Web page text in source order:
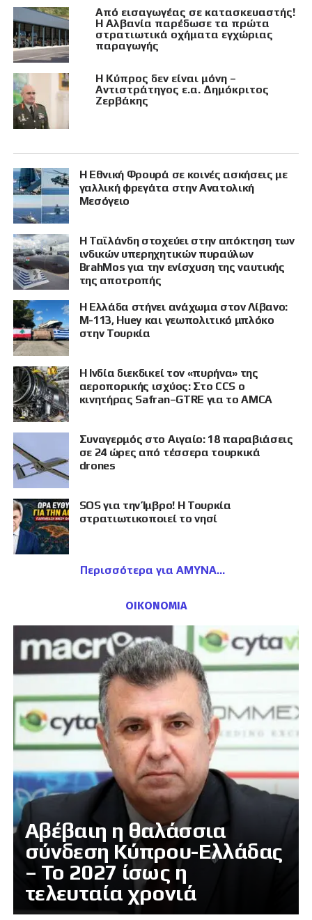
Από εισαγωγέας σε κατασκευαστής!
Η Αλβανία παρέδωσε τα πρώτα
στρατιωτικά οχήματα εγχώριας
παραγωγής
Η Κύπρος δεν είναι μόνη –
Αντιστράτηγος ε.α. Δημόκριτος
Ζερβάκης
Η Εθνική Φρουρά σε κοινές ασκήσεις με
γαλλική φρεγάτα στην Ανατολική
Μεσόγειο
Η Ταϊλάνδη στοχεύει στην απόκτηση των
ινδικών υπερηχητικών πυραύλων
BrahMos για την ενίσχυση της ναυτικής
της αποτροπής
Η Ελλάδα στήνει ανάχωμα στον Λίβανο:
M-113, Huey και γεωπολιτικό μπλόκο
στην Τουρκία
Η Ινδία διεκδικεί τον «πυρήνα» της
αεροπορικής ισχύος: Στο CCS ο
κινητήρας Safran–GTRE για το AMCA
Συναγερμός στο Αιγαίο: 18 παραβιάσεις
σε 24 ώρες από τέσσερα τουρκικά
drones
SOS για την Ίμβρο! Η Τουρκία
στρατιωτικοποιεί το νησί
Περισσότερα για ΑΜΥΝΑ
ΟΙΚΟΝΟΜΙΑ
Αβέβαιη η θαλάσσια
σύνδεση Κύπρου-Ελλάδας
– Το 2027 ίσως η
τελευταία χρονιά